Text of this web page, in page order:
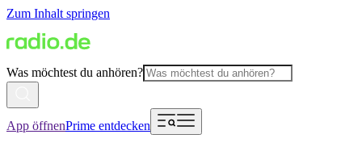
Zum Inhalt springen
Was möchtest du anhören?
App öffnenPrime entdecken